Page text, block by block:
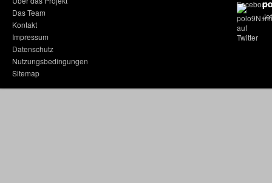
Das Team
Kontakt
Impressum
Datenschutz
Nutzungsbedingungen
Sitemap